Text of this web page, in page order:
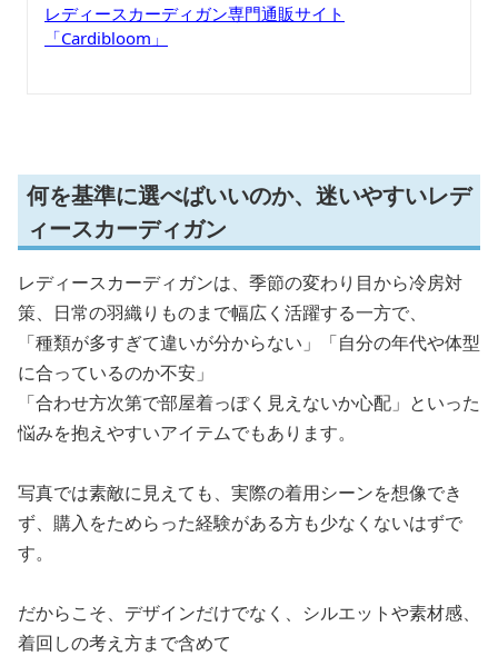
レディースカーディガン専門通販サイト
「Cardibloom」
何を基準に選べばいいのか、迷いやすいレデ
ィースカーディガン
レディースカーディガンは、季節の変わり目から冷房対
策、日常の羽織りものまで幅広く活躍する一方で、
「種類が多すぎて違いが分からない」「自分の年代や体型
に合っているのか不安」
「合わせ方次第で部屋着っぽく見えないか心配」といった
悩みを抱えやすいアイテムでもあります。
写真では素敵に見えても、実際の着用シーンを想像でき
ず、購入をためらった経験がある方も少なくないはずで
す。
だからこそ、デザインだけでなく、シルエットや素材感、
着回しの考え方まで含めて